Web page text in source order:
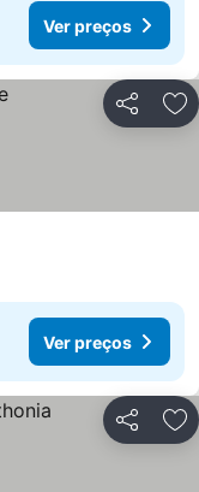
Ver preços
Partilhar
Ver preços
Partilhar